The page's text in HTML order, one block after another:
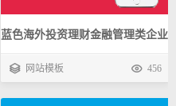
蓝色海外投资理财金融管理类企业
模板 迅睿CMS公司响应式源码下
载
网站模板 456